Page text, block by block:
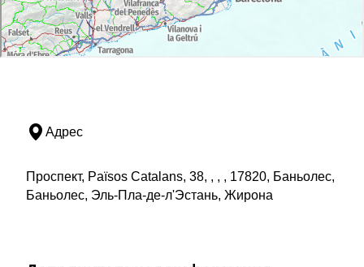
Адрес
Проспект, Països Catalans, 38, , , , 17820, Баньолес,
Баньолес, Эль-Пла-де-л'Эстань, Жирона